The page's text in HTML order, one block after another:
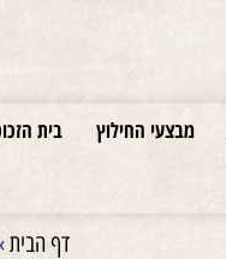
מבצעי החילוץ בית
דף הבית